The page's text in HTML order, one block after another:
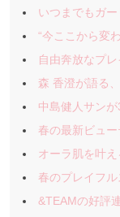
いつまでもガ
“今ここから変
自由奔放なプ
森 香澄が語る
中島健人サンが
春の最新ビュー
オーラ肌を叶
春のプレイフ
&TEAMの好評